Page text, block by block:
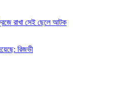
রাখা সেই ছেলে আটক
রিজভী